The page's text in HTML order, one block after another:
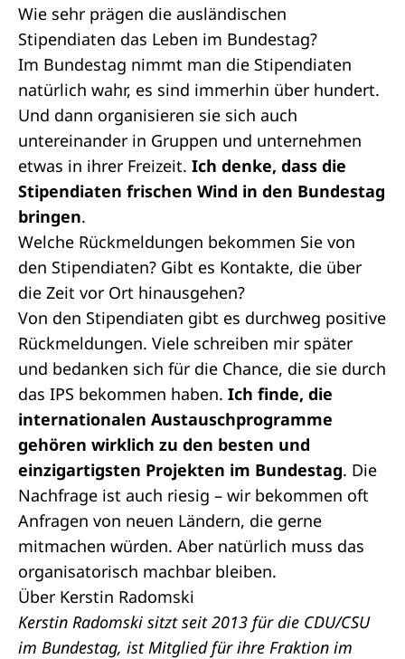
Wie sehr prägen die ausländischen
Stipendiaten das Leben im Bundestag?
Im Bundestag nimmt man die Stipendiaten
natürlich wahr, es sind immerhin über hundert.
Und dann organisieren sie sich auch
untereinander in Gruppen und unternehmen
etwas in ihrer Freizeit. Ich denke, dass die
Stipendiaten frischen Wind in den Bundestag
bringen.
Welche Rückmeldungen bekommen Sie von
den Stipendiaten? Gibt es Kontakte, die über
die Zeit vor Ort hinausgehen?
Von den Stipendiaten gibt es durchweg positive
Rückmeldungen. Viele schreiben mir später
und bedanken sich für die Chance, die sie durch
das IPS bekommen haben. Ich finde, die
internationalen Austauschprogramme
gehören wirklich zu den besten und
einzigartigsten Projekten im Bundestag. Die
Nachfrage ist auch riesig – wir bekommen oft
Anfragen von neuen Ländern, die gerne
mitmachen würden. Aber natürlich muss das
organisatorisch machbar bleiben.
Über Kerstin Radomski
Kerstin Radomski sitzt seit 2013 für die CDU/CSU
im Bundestag, ist Mitglied für ihre Fraktion im